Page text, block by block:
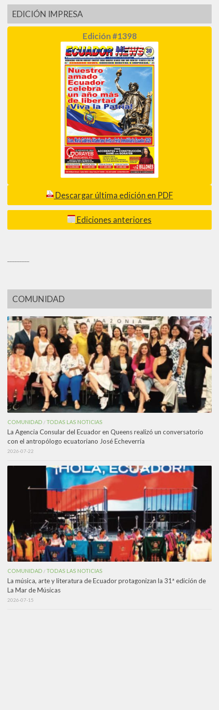
EDICIÓN IMPRESA
Edición #1398
Descargar última edición en PDF
Ediciones anteriores
COMUNIDAD
COMUNIDAD /TODAS LAS NOTICIAS
La Agencia Consular del Ecuador en Queens realizó un conversatorio
con el antropólogo ecuatoriano José Echeverría
2026-07-22
COMUNIDAD /TODAS LAS NOTICIAS
La música, arte y literatura de Ecuador protagonizan la 31ª edición de
La Mar de Músicas
2026-07-15